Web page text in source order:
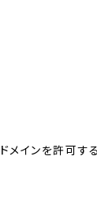
インを許可す